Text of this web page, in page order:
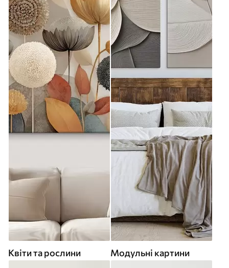
Квіти та рослини Модульні картини